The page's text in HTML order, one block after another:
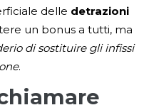
delle detrazioni
un bonus a tutti, ma
di sostituire gli infissi
.